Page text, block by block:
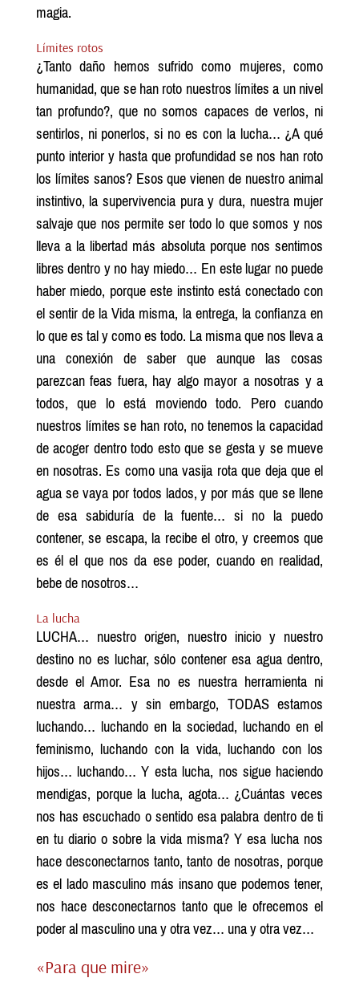
magia.
Límites rotos
¿Tanto daño hemos sufrido como mujeres, como
humanidad, que se han roto nuestros límites a un nivel
tan profundo?, que no somos capaces de verlos, ni
sentirlos, ni ponerlos, si no es con la lucha… ¿A qué
punto interior y hasta que profundidad se nos han roto
los límites sanos? Esos que vienen de nuestro animal
instintivo, la supervivencia pura y dura, nuestra mujer
salvaje que nos permite ser todo lo que somos y nos
lleva a la libertad más absoluta porque nos sentimos
libres dentro y no hay miedo… En este lugar no puede
haber miedo, porque este instinto está conectado con
el sentir de la Vida misma, la entrega, la confianza en
lo que es tal y como es todo. La misma que nos lleva a
una conexión de saber que aunque las cosas
parezcan feas fuera, hay algo mayor a nosotras y a
todos, que lo está moviendo todo. Pero cuando
nuestros límites se han roto, no tenemos la capacidad
de acoger dentro todo esto que se gesta y se mueve
en nosotras. Es como una vasija rota que deja que el
agua se vaya por todos lados, y por más que se llene
de esa sabiduría de la fuente… si no la puedo
contener, se escapa, la recibe el otro, y creemos que
es él el que nos da ese poder, cuando en realidad,
bebe de nosotros…
La lucha
LUCHA… nuestro origen, nuestro inicio y nuestro
destino no es luchar, sólo contener esa agua dentro,
desde el Amor. Esa no es nuestra herramienta ni
nuestra arma… y sin embargo, TODAS estamos
luchando… luchando en la sociedad, luchando en el
feminismo, luchando con la vida, luchando con los
hijos… luchando… Y esta lucha, nos sigue haciendo
mendigas, porque la lucha, agota… ¿Cuántas veces
nos has escuchado o sentido esa palabra dentro de ti
en tu diario o sobre la vida misma? Y esa lucha nos
hace desconectarnos tanto, tanto de nosotras, porque
es el lado masculino más insano que podemos tener,
nos hace desconectarnos tanto que le ofrecemos el
poder al masculino una y otra vez… una y otra vez…
«Para que mire»